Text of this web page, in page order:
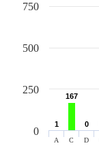
1
1
167
167
0
0
A C D
0
250
500
750